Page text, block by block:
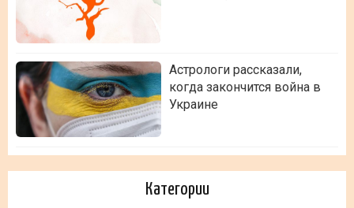
Астрологи рассказали,
когда закончится война в
Украине
Категории